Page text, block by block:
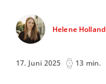
Helene Holland
17. Juni 2025 13 min.